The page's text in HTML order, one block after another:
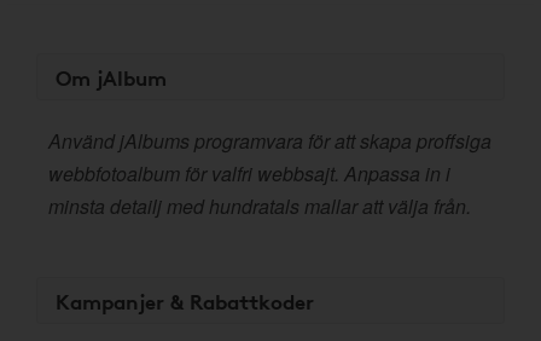
Om jAlbum
Använd jAlbums programvara för att skapa proffsiga
webbfotoalbum för valfri webbsajt. Anpassa in i
minsta detailj med hundratals mallar att välja från.
Kampanjer & Rabattkoder